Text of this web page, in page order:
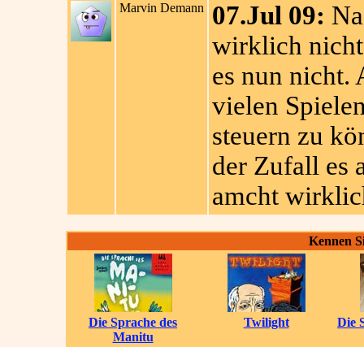
Marvin Demann 07.Jul 09:
wirklich
es nun nicht.
vielen
steuern zu
der Zufall es
amcht
Kennen
Die Sprache des
Manitu
Twilight Die